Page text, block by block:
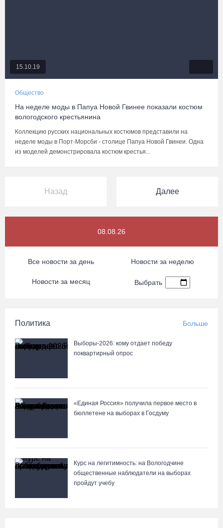
15.10.19
Общество
На неделе моды в Папуа Новой Гвинее показали костюм
вологодского крестьянина
Коллекцию русских национальных костюмов представили на
неделе моды в Порт-Морсби - столице Папуа Новой Гвинеи. Одна
из моделей демонстрировала костюм крестья...
Назад Далее
08.08.26
Все новости за день Новости за неделю
Новости за месяц Выбрать
Политика Больше
Выборы-2026: кому отдает победу
поквартирный опрос
«Единая Россия» получила первое место в
бюллетене на выборах в Госдуму
Курс на легитимность: на Вологодчине
общественные наблюдатели на выборах
пройдут учебу